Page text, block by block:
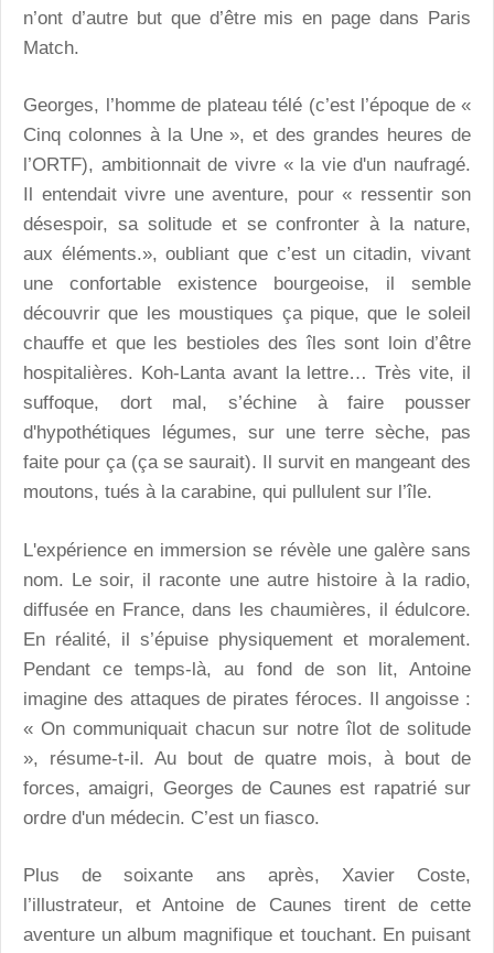
n’ont d’autre but que d’être mis en page dans Paris
Match.
Georges, l’homme de plateau télé (c’est l’époque de «
Cinq colonnes à la Une », et des grandes heures de
l’ORTF), ambitionnait de vivre « la vie d'un naufragé.
Il entendait vivre une aventure, pour « ressentir son
désespoir, sa solitude et se confronter à la nature,
aux éléments.», oubliant que c’est un citadin, vivant
une confortable existence bourgeoise, il semble
découvrir que les moustiques ça pique, que le soleil
chauffe et que les bestioles des îles sont loin d’être
hospitalières. Koh-Lanta avant la lettre… Très vite, il
suffoque, dort mal, s’échine à faire pousser
d'hypothétiques légumes, sur une terre sèche, pas
faite pour ça (ça se saurait). Il survit en mangeant des
moutons, tués à la carabine, qui pullulent sur l’île.
L'expérience en immersion se révèle une galère sans
nom. Le soir, il raconte une autre histoire à la radio,
diffusée en France, dans les chaumières, il édulcore.
En réalité, il s’épuise physiquement et moralement.
Pendant ce temps-là, au fond de son lit, Antoine
imagine des attaques de pirates féroces. Il angoisse :
« On communiquait chacun sur notre îlot de solitude
», résume-t-il. Au bout de quatre mois, à bout de
forces, amaigri, Georges de Caunes est rapatrié sur
ordre d'un médecin. C’est un fiasco.
Plus de soixante ans après, Xavier Coste,
l’illustrateur, et Antoine de Caunes tirent de cette
aventure un album magnifique et touchant. En puisant